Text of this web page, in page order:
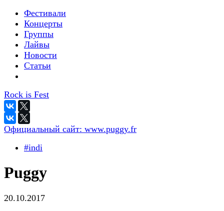
Фестивали
Концерты
Группы
Лайвы
Новости
Статьи
Rock is Fest
Официальный сайт: www.puggy.fr
#indi
Puggy
20.10.2017